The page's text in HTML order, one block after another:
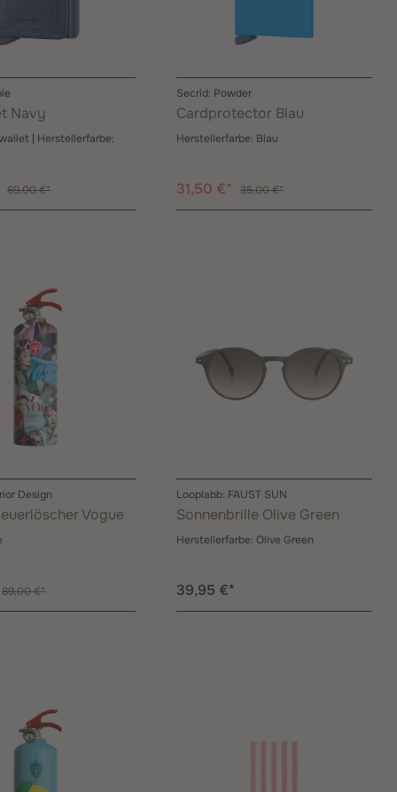
Navy
| Herstellerfarbe:
69,00 €*
Secrid: Powder
Cardprotector Blau
Herstellerfarbe: Blau
31,50 €* 35,00 €*
Design
Vogue
89,00 €*
Looplabb: FAUST SUN
Sonnenbrille Olive Green
Herstellerfarbe:Olive Green
39,95 €*